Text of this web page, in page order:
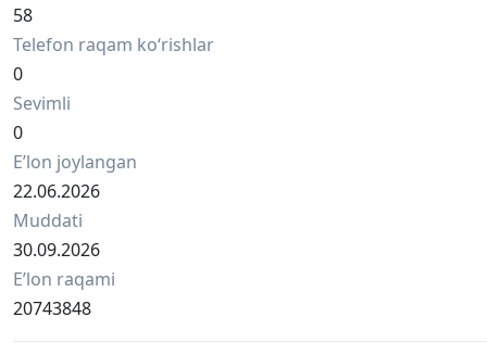
58
Telefon raqam ko‘rishlar
0
Sevimli
0
Eʼlon joylangan
22.06.2026
Muddati
30.09.2026
Eʼlon raqami
20743848